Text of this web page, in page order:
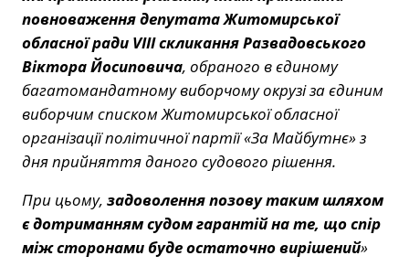
повноваження депутата Житомирської
обласної ради VІІІ скликання Развадовського
Віктора Йосиповича, обраного в єдиному
багатомандатному виборчому окрузі за єдиним
виборчим списком Житомирської обласної
організації політичної партії «За Майбутнє» з
дня прийняття даного судового рішення.
При цьому, задоволення позову таким шляхом
є дотриманням судом гарантій на те, що спір
між сторонами буде остаточно вирішений»